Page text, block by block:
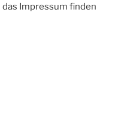
Impressum finden